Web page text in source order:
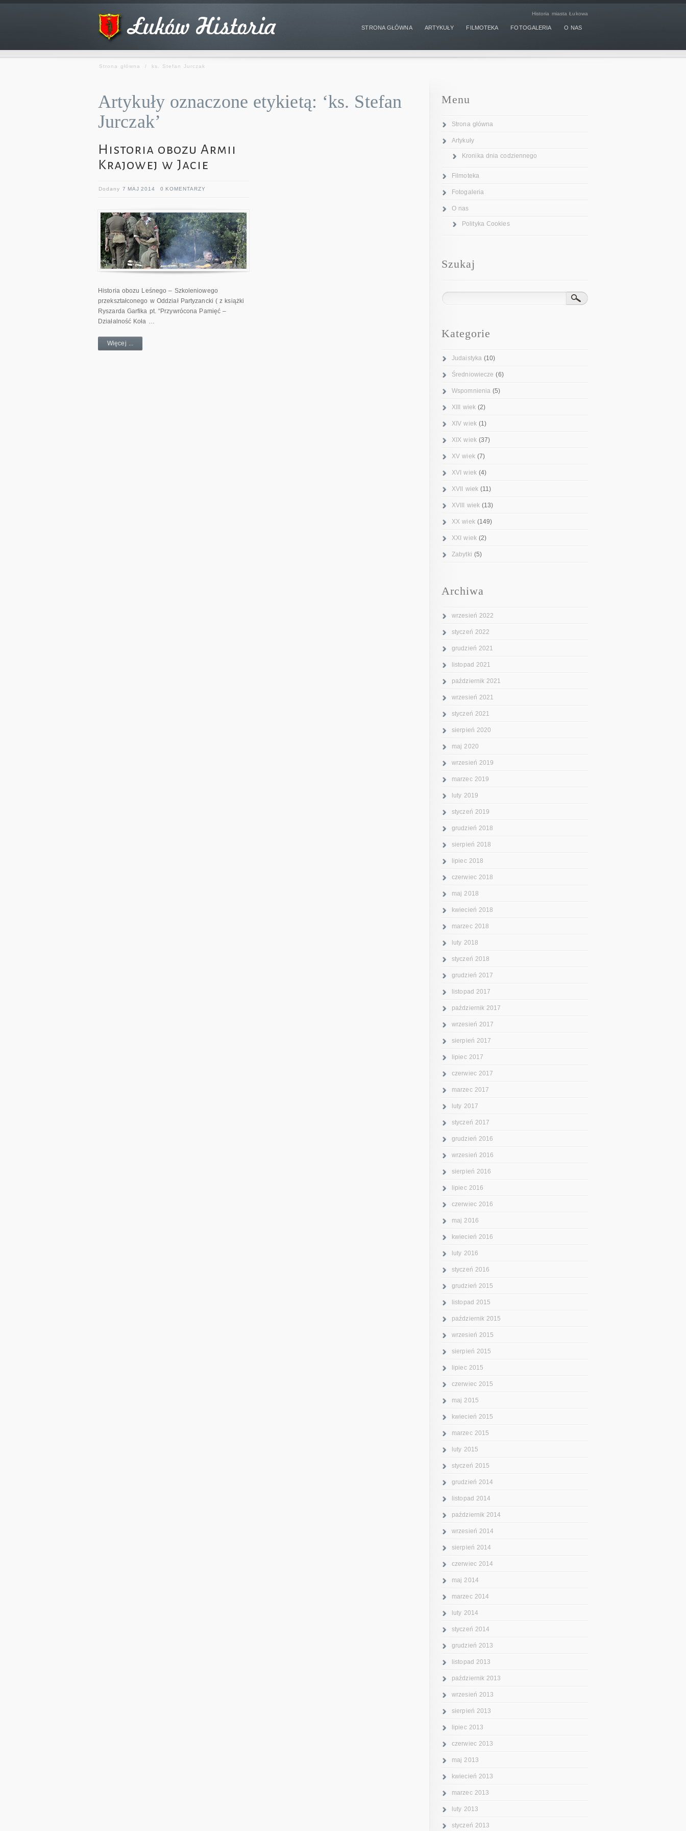
Historia miasta Łukowa
STRONA GŁÓWNA ARTYKUŁY FILMOTEKA FOTOGALERIA O NAS
Strona główna / ks. Stefan Jurczak
Artykuły oznaczone etykietą: ‘ks. Stefan
Jurczak’
Historia obozu Armii
Krajowej w Jacie
Dodany 7 MAJ 2014 0 KOMENTARZY
Historia obozu Leśnego – Szkoleniowego
przekształconego w Oddział Partyzancki ( z książki
Ryszarda Garfika pt. “Przywrócona Pamięć –
Działalność Koła …
Więcej ...
Menu
Strona główna
Artykuły
Kronika dnia codziennego
Filmoteka
Fotogaleria
O nas
Polityka Cookies
Szukaj
Kategorie
Judaistyka (10)
Średniowiecze (6)
Wspomnienia (5)
XIII wiek(2)
XIV wiek(1)
XIX wiek(37)
XV wiek(7)
XVI wiek(4)
XVII wiek(11)
XVIII wiek (13)
XX wiek(149)
XXI wiek(2)
Zabytki (5)
Archiwa
wrzesień 2022
styczeń 2022
grudzień 2021
listopad 2021
październik 2021
wrzesień 2021
styczeń 2021
sierpień 2020
maj 2020
wrzesień 2019
marzec 2019
luty 2019
styczeń 2019
grudzień 2018
sierpień 2018
lipiec 2018
czerwiec 2018
maj 2018
kwiecień 2018
marzec 2018
luty 2018
styczeń 2018
grudzień 2017
listopad 2017
październik 2017
wrzesień 2017
sierpień 2017
lipiec 2017
czerwiec 2017
marzec 2017
luty 2017
styczeń 2017
grudzień 2016
wrzesień 2016
sierpień 2016
lipiec 2016
czerwiec 2016
maj 2016
kwiecień 2016
luty 2016
styczeń 2016
grudzień 2015
listopad 2015
październik 2015
wrzesień 2015
sierpień 2015
lipiec 2015
czerwiec 2015
maj 2015
kwiecień 2015
marzec 2015
luty 2015
styczeń 2015
grudzień 2014
listopad 2014
październik 2014
wrzesień 2014
sierpień 2014
czerwiec 2014
maj 2014
marzec 2014
luty 2014
styczeń 2014
grudzień 2013
listopad 2013
październik 2013
wrzesień 2013
sierpień 2013
lipiec 2013
czerwiec 2013
maj 2013
kwiecień 2013
marzec 2013
luty 2013
styczeń 2013